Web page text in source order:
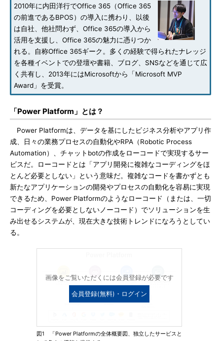
2010年に内田洋行でOffice 365（Office 365
の前進であるBPOS）の導入に携わり、以後
は自社、他社問わず、Office 365の導入から
活用を支援し、Office 365の魅力に憑りつか
れる。自称Office 365ギーク。多くの経験で得られたナレッジ
を各種イベントでの登壇や書籍、ブログ、SNSなどを通じて広
く共有し、2013年にはMicrosoftから「Microsoft MVP
Award」を受賞。
「Power Platform」とは？
Power Platformは、データを基にしたビジネス分析やアプリ作
成、日々の業務プロセスの自動化やRPA（Robotic Process
Automation）、チャットbotの作成をローコードで実現するサー
ビスだ。ローコードとは「アプリ開発に複雑なコーディングをほ
とんど必要としない」という意味だ。複雑なコードを書かずとも
新たなアプリケーションの開発やプロセスの自動化を容易に実現
できるため、Power Platformのようなローコード（または、一切
コーディングを必要としないノーコード）でソリューションを生
み出せるシステムが、現在大きな技術トレンドになろうとしてい
る。
画像をご覧いただくには会員登録が必要です
会員登録(無料)・ログイン
図1 「Power Platformの全体概要図、独立したサービスと